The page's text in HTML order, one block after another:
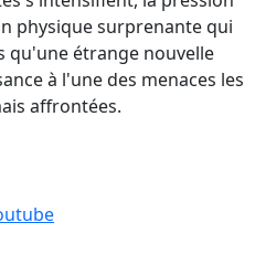
physique surprenante qui
qu'une étrange nouvelle
à l'une des menaces les
affrontées.